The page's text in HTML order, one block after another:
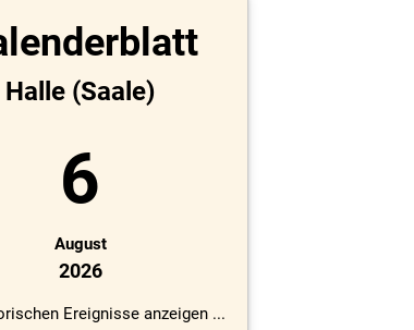
Halle (Saale)
6
August
2026
Ereignisse anzeigen ...